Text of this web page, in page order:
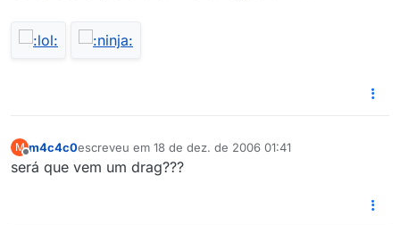
M
Offline
m4c4c0escreveu em 18 de dez. de 2006 01:41
última edição por
será que vem um drag???